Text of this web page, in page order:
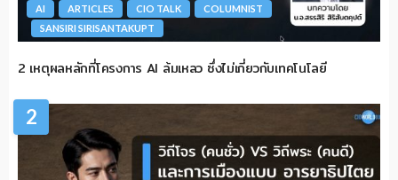
AI ARTICLES CIO TALK
COLUMNIST
SANSIRI SIRISANTAKUPT
2 เหตุผลหลักที่โครงการ AI ล้มเหลว ซึ่งไม่เกี่ยวกับเทคโนโลยี
2